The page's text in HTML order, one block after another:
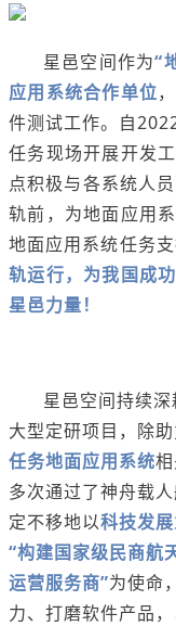
星邑空间作为“
应用系统合作单位
件测试工作。自
任务现场开展开发
点积极与各系统人
轨前，为地面应用
地面应用系统任务支
轨运行，为我国成
星邑力量！
星邑空间持续深
大型定研项目，除
任务地面应用系统
多次通过了神舟载
定不移地以科技发
“构建国家级民商航
运营服务商”为使命
力、打磨软件产品